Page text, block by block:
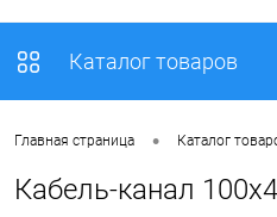
Каталог товаров
Главная страница • Каталог
Кабель-канал